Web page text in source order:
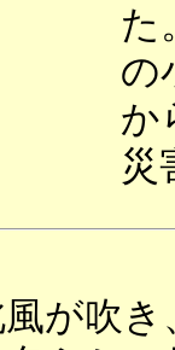
た
の
か
災
が吹き